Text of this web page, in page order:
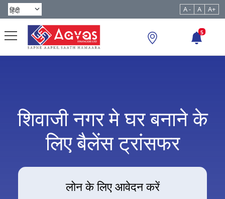
A - A A+
5
शिवाजी नगर मे घर बनाने के
लिए बैलेंस ट्रांसफर
लोन के लिए आवेदन करें